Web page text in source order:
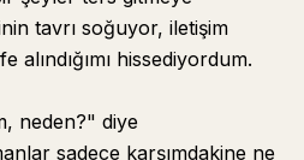
tavrı soğuyor, iletişim
alındığımı hissediyordum.
neden?" diye
sadece karşımdakine ne